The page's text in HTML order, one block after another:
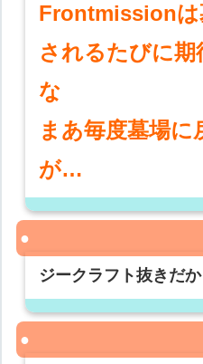
Frontmissionは
されるたびに期
な
まあ毎度墓場
が…
ジークラフト抜きだ